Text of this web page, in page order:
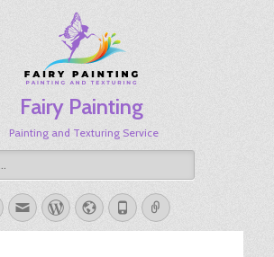
Fairy Painting
Painting and Texturing Service
TwitterEmailWordPress
Website
PhoneLink